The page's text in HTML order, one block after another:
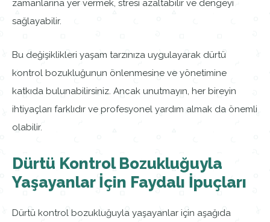
zamanlarına yer vermek, stresi azaltabilir ve dengeyi
sağlayabilir.
Bu değişiklikleri yaşam tarzınıza uygulayarak dürtü
kontrol bozukluğunun önlenmesine ve yönetimine
katkıda bulunabilirsiniz. Ancak unutmayın, her bireyin
ihtiyaçları farklıdır ve profesyonel yardım almak da önemli
olabilir.
Dürtü Kontrol Bozukluğuyla
Yaşayanlar İçin Faydalı İpuçları
Dürtü kontrol bozukluğuyla yaşayanlar için aşağıda